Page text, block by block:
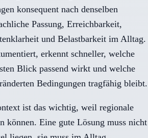
konsequent nach denselben
Passung, Erreichbarkeit,
und Belastbarkeit im Alltag.
erkennt schneller, welche
Blick passend wirkt und welche
Bedingungen tragfähig bleibt.
ist das wichtig, weil regionale
können. Eine gute Lösung muss nicht